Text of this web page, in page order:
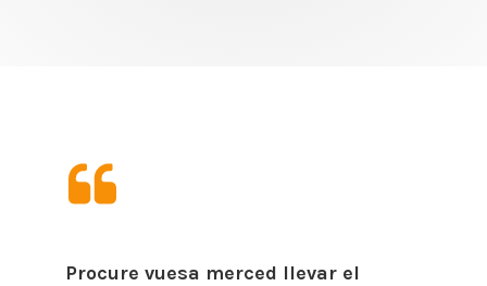
Procure vuesa merced llevar el